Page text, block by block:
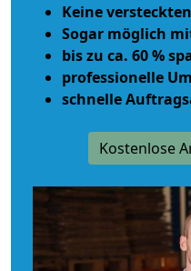
Keine
Sogar möglich
bis zu ca. 60 %
professionelle
schnelle
Kostenlose